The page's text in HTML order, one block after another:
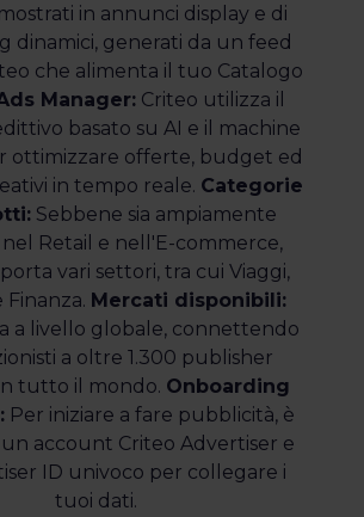
in annunci display e di
dinamici, generati da un feed
che alimenta il tuo Catalogo
Manager: Criteo utilizza il
basato su AI e il machine
ottimizzare offerte, budget ed
in tempo reale. Categorie
Sebbene sia ampiamente
Retail e nell'E-commerce,
vari settori, tra cui Viaggi,
Mercati disponibili:
a livello globale, connettendo
a oltre 1.300 publisher
tutto il mondo. Onboarding
Per iniziare a fare pubblicità, è
un account Criteo Advertiser e
ID univoco per collegare i
tuoi dati.